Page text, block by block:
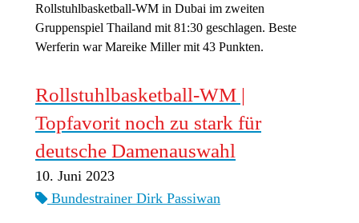
Rollstuhlbasketball-WM in Dubai im zweiten
Gruppenspiel Thailand mit 81:30 geschlagen. Beste
Werferin war Mareike Miller mit 43 Punkten.
Rollstuhlbasketball-WM |
Topfavorit noch zu stark für
deutsche Damenauswahl
10. Juni 2023
Bundestrainer Dirk Passiwan